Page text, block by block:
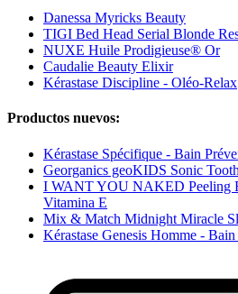
Danessa Myricks Beauty
TIGI Bed Head Serial Blonde
NUXE Huile Prodigieuse® Or
Caudalie Beauty Elixir
Kérastase Discipline - Oléo-Relax
Productos nuevos:
Kérastase Spécifique - Bain
Georganics geoKIDS Sonic
I WANT YOU NAKED Peeling
Vitamina E
Mix & Match Midnight Miracle
Kérastase Genesis Homme -